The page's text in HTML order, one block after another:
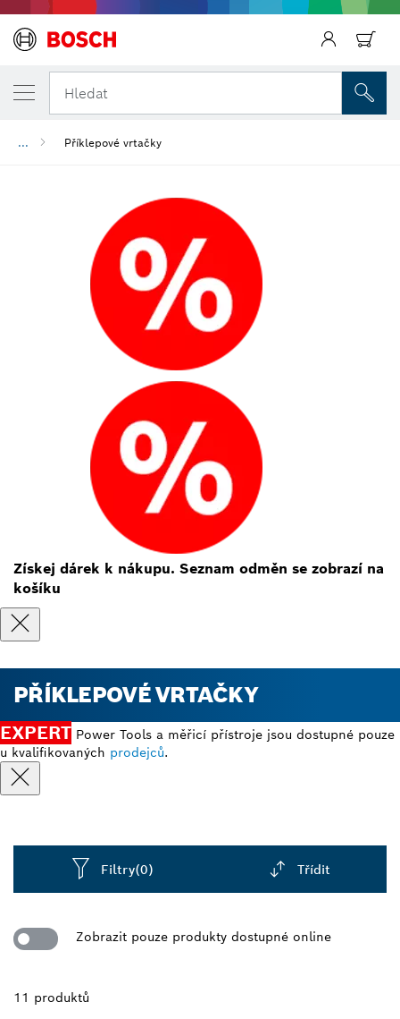
Hledat
... Příklepové vrtačky
Získej dárek k nákupu. Seznam odměn se zobrazí na
košíku
PŘÍKLEPOVÉ VRTAČKY
EXPERT Power Tools a měřicí přístroje jsou dostupné pouze
u kvalifikovaných prodejců.
Filtry(0) Třídit
Zobrazit pouze produkty dostupné online
11 produktů